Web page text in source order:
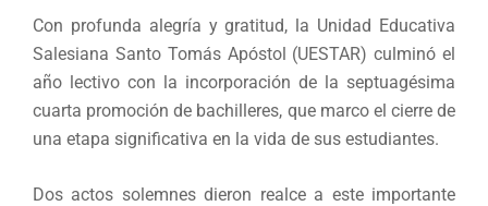
Con profunda alegría y gratitud, la Unidad Educativa
Salesiana Santo Tomás Apóstol (UESTAR) culminó el
año lectivo con la incorporación de la septuagésima
cuarta promoción de bachilleres, que marco el cierre de
una etapa significativa en la vida de sus estudiantes.
Dos actos solemnes dieron realce a este importante